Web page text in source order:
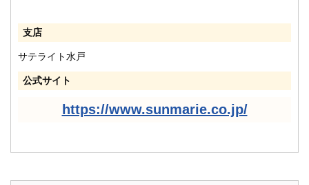
支店
サテライト水戸
公式サイト
https://www.sunmarie.co.jp/